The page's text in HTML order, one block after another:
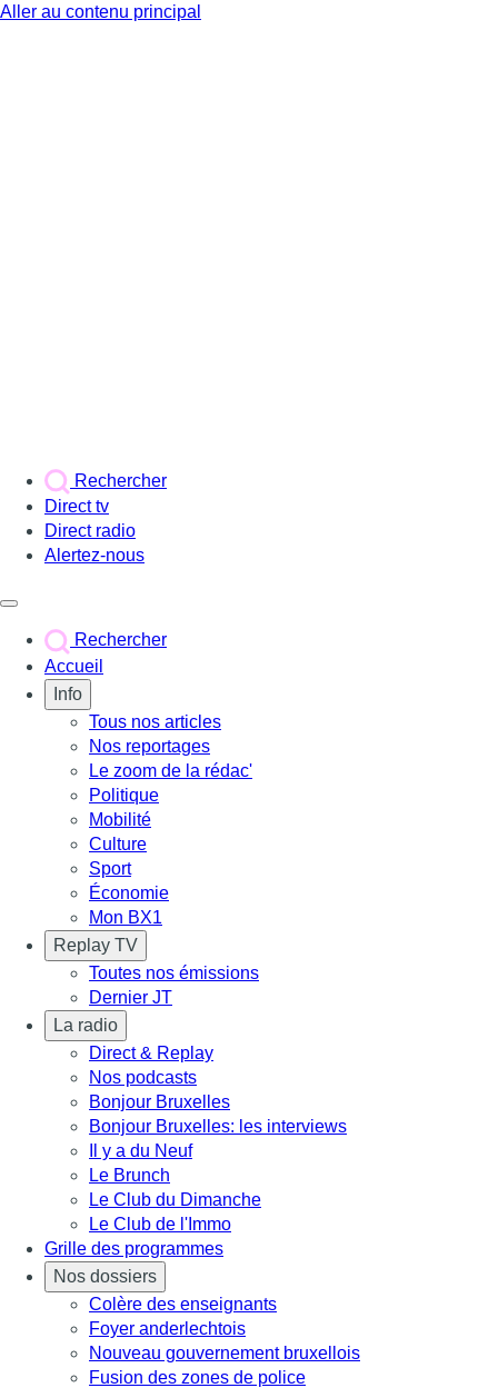
Aller au contenu principal
Rechercher
Direct tv
Direct radio
Alertez-nous
Rechercher
Accueil
Info
Tous nos articles
Nos reportages
Le zoom de la rédac'
Politique
Mobilité
Culture
Sport
Économie
Mon BX1
Replay TV
Toutes nos émissions
Dernier JT
La radio
Direct & Replay
Nos podcasts
Bonjour Bruxelles
Bonjour Bruxelles: les interviews
Il y a du Neuf
Le Brunch
Le Club du Dimanche
Le Club de l'Immo
Grille des programmes
Nos dossiers
Colère des enseignants
Foyer anderlechtois
Nouveau gouvernement bruxellois
Fusion des zones de police